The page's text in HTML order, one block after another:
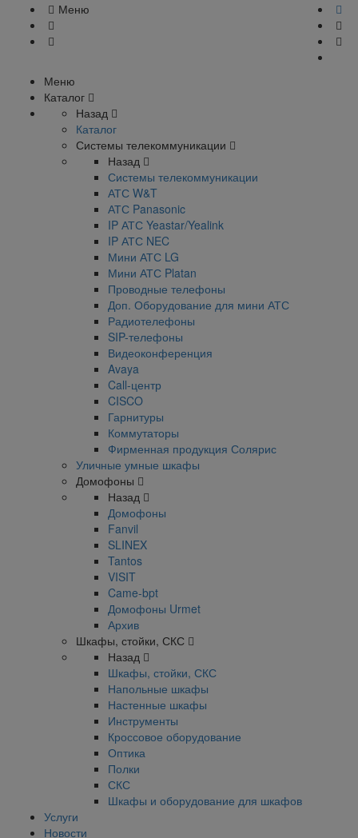
Меню
Меню
Каталог
Назад
Каталог
Системы телекоммуникации
Назад
Системы телекоммуникации
АТС W&T
АТС Panasonic
IP АТС Yeastar/Yealink
IP АТС NEC
Мини АТС LG
Мини АТС Platan
Проводные телефоны
Доп. Оборудование для мини АТС
Радиотелефоны
SIP-телефоны
Видеоконференция
Avaya
Call-центр
CISCO
Гарнитуры
Коммутаторы
Фирменная продукция Солярис
Уличные умные шкафы
Домофоны
Назад
Домофоны
Fanvil
SLINEX
Tantos
VISIT
Came-bpt
Домофоны Urmet
Архив
Шкафы, стойки, СКС
Назад
Шкафы, стойки, СКС
Напольные шкафы
Настенные шкафы
Инструменты
Кроссовое оборудование
Оптика
Полки
СКС
Шкафы и оборудование для шкафов
Услуги
Новости